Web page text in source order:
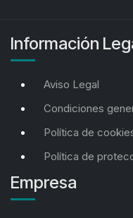
Información
Aviso Legal
Condiciones
Política de
Política de
Empresa